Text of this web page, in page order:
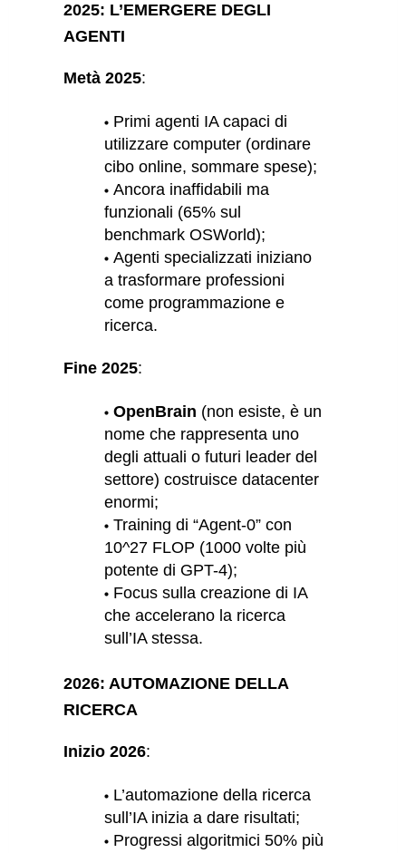
2025: L’EMERGERE DEGLI
AGENTI
Metà 2025:
Primi agenti IA capaci di
utilizzare computer (ordinare
cibo online, sommare spese);
Ancora inaffidabili ma
funzionali (65% sul
benchmark OSWorld);
Agenti specializzati iniziano
a trasformare professioni
come programmazione e
ricerca.
Fine 2025:
OpenBrain (non esiste, è un
nome che rappresenta uno
degli attuali o futuri leader del
settore) costruisce datacenter
enormi;
Training di “Agent-0” con
10^27 FLOP (1000 volte più
potente di GPT-4);
Focus sulla creazione di IA
che accelerano la ricerca
sull’IA stessa.
2026: AUTOMAZIONE DELLA
RICERCA
Inizio 2026:
L’automazione della ricerca
sull’IA inizia a dare risultati;
Progressi algoritmici 50% più